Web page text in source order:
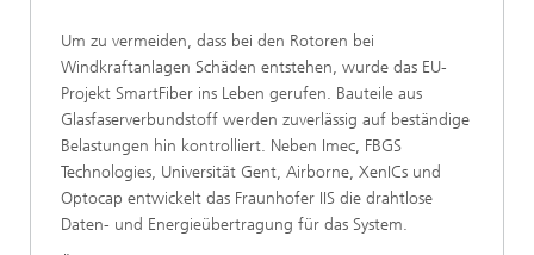
Um zu vermeiden, dass bei den Rotoren bei
Windkraftanlagen Schäden entstehen, wurde das EU-
Projekt SmartFiber ins Leben gerufen. Bauteile aus
Glasfaserverbundstoff werden zuverlässig auf beständige
Belastungen hin kontrolliert. Neben Imec, FBGS
Technologies, Universität Gent, Airborne, XenICs und
Optocap entwickelt das Fraunhofer IIS die drahtlose
Daten- und Energieübertragung für das System.